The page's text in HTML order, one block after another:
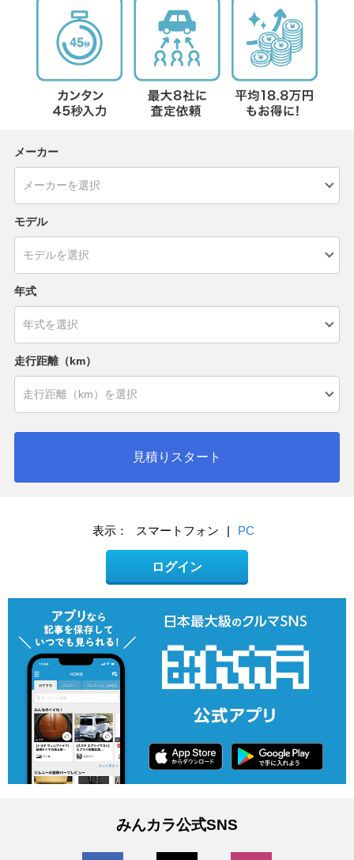
メーカー
モデル
年式
走行距離（km）
見積りスタート
表示： スマートフォン | PC
ログイン
みんカラ公式SNS